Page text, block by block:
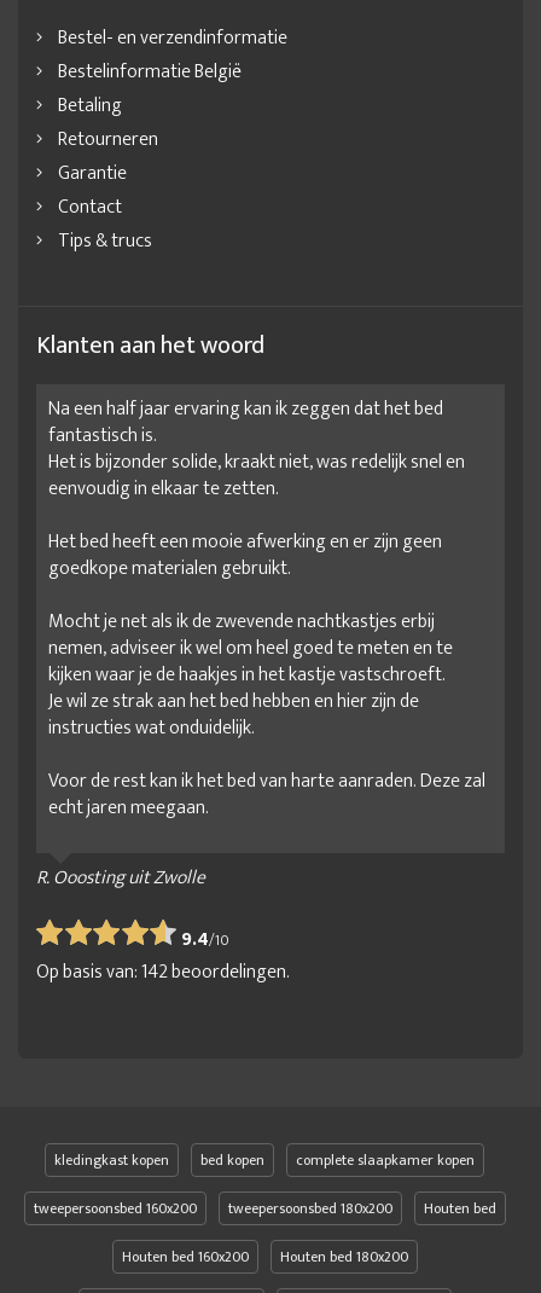
Bestel- en verzendinformatie
Bestelinformatie België
Betaling
Retourneren
Garantie
Contact
Tips & trucs
Klanten aan het woord
Na een half jaar ervaring kan ik zeggen dat het bed
fantastisch is.
Het is bijzonder solide, kraakt niet, was redelijk snel en
eenvoudig in elkaar te zetten.
Het bed heeft een mooie afwerking en er zijn geen
goedkope materialen gebruikt.
Mocht je net als ik de zwevende nachtkastjes erbij
nemen, adviseer ik wel om heel goed te meten en te
kijken waar je de haakjes in het kastje vastschroeft.
Je wil ze strak aan het bed hebben en hier zijn de
instructies wat onduidelijk.
Voor de rest kan ik het bed van harte aanraden. Deze zal
echt jaren meegaan.
R. Ooosting uit Zwolle
9.4/10
Op basis van:142beoordelingen.
kledingkast kopen bed kopen
complete slaapkamer kopen
tweepersoonsbed 160x200
tweepersoonsbed 180x200
Houten bed
Houten bed 160x200
Houten bed 180x200